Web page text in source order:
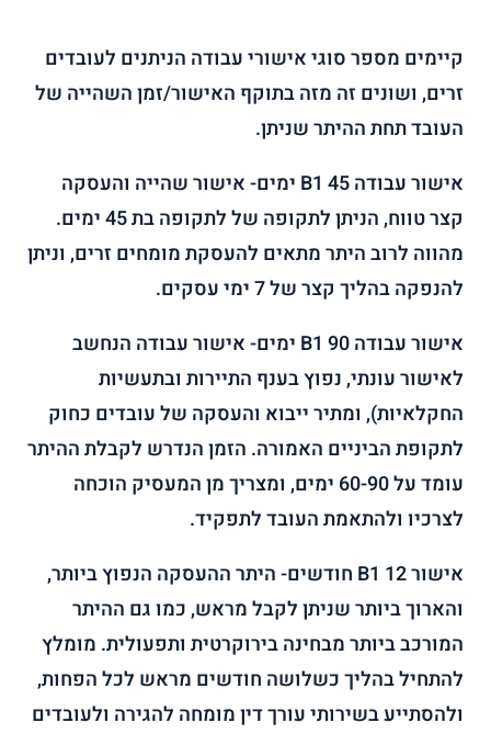
קיימים מספר סוגי אישורי עבודה הניתנים לעובדים
זרים, ושונים זה מזה בתוקף האישור/זמן השהייה של
העובד תחת ההיתר שניתן.
אישור עבודה B1 45 ימים- אישור שהייה והעסקה
קצר טווח, הניתן לתקופה של לתקופה בת 45 ימים.
מהווה לרוב היתר מתאים להעסקת מומחים זרים, וניתן
להנפקה בהליך קצר של 7 ימי עסקים.
אישור עבודה B1 90 ימים- אישור עבודה הנחשב
לאישור עונתי, נפוץ בענף התיירות ובתעשיות
החקלאיות), ומתיר ייבוא והעסקה של עובדים כחוק
לתקופת הביניים האמורה. הזמן הנדרש לקבלת ההיתר
עומד על 60-90 ימים, ומצריך מן המעסיק הוכחה
לצרכיו ולהתאמת העובד לתפקיד.
אישור B1 12 חודשים- היתר ההעסקה הנפוץ ביותר,
והארוך ביותר שניתן לקבל מראש, כמו גם ההיתר
המורכב ביותר מבחינה בירוקרטית ותפעולית. מומלץ
להתחיל בהליך כשלושה חודשים מראש לכל הפחות,
ולהסתייע בשירותי עורך דין מומחה להגירה ולעובדים